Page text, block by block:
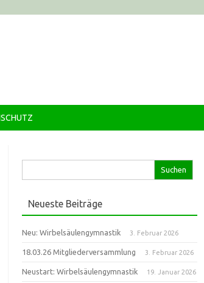
nach:
Neueste Beiträge
Neu: Wirbelsäulengymnastik 3. Februar 2026
18.03.26 Mitgliederversammlung 3. Februar 2026
Neustart: Wirbelsäulengymnastik 19. Januar 2026